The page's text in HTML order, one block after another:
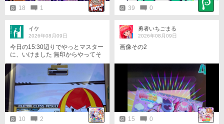
18 1
39
0
イケ
2026年08月09日
今日の15:30辺りでやっとマスター
に、いけました 無印からやってそ
こからスターにいけて コロナ禍で
1年半の活動休止してそして復帰と
ブランクありでやっとパスタにい
けて そこから5年間パスタ地獄か
ら抜けてようやくマスターに、い
けました
10 2
勇者いちごまる
2026年08月09日
画像その2
15 0